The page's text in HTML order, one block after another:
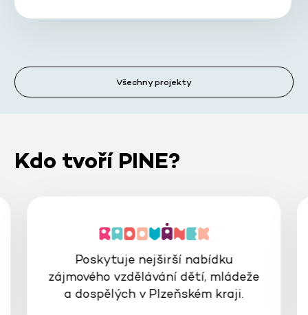
Všechny projekty
Kdo tvoří PINE?
Poskytuje nejširší nabídku
zájmového vzdělávání dětí, mládeže
a dospělých v Plzeňském kraji.